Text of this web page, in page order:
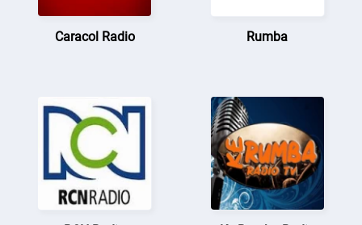
Caracol Radio Rumba